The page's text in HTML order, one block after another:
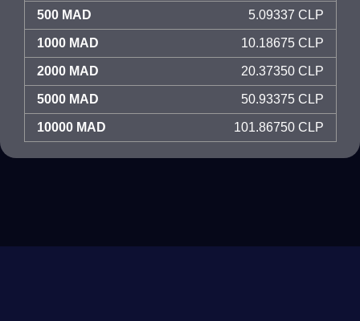
500 MAD 5.09337 CLP
1000 MAD 10.18675 CLP
2000 MAD 20.37350 CLP
5000 MAD 50.93375 CLP
10000 MAD 101.86750 CLP